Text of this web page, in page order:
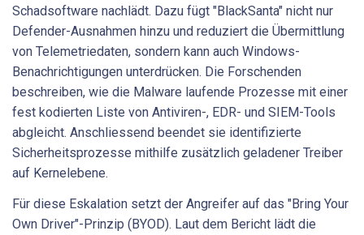
Schadsoftware nachlädt. Dazu fügt "BlackSanta" nicht nur
Defender-Ausnahmen hinzu und reduziert die Übermittlung
von Telemetriedaten, sondern kann auch Windows-
Benachrichtigungen unterdrücken. Die Forschenden
beschreiben, wie die Malware laufende Prozesse mit einer
fest kodierten Liste von Antiviren-, EDR- und SIEM-Tools
abgleicht. Anschliessend beendet sie identifizierte
Sicherheitsprozesse mithilfe zusätzlich geladener Treiber
auf Kernelebene.
Für diese Eskalation setzt der Angreifer auf das "Bring Your
Own Driver"-Prinzip (BYOD). Laut dem Bericht lädt die